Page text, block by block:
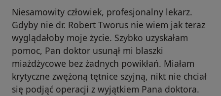
Niesamowity człowiek, profesjonalny lekarz.
Gdyby nie dr. Robert Tworus nie wiem jak teraz
wyglądałoby moje życie. Szybko uzyskałam
pomoc, Pan doktor usunął mi blaszki
miażdżycowe bez żadnych powikłań. Miałam
krytyczne zwężoną tętnice szyjną, nikt nie chciał
się podjąć operacji z wyjątkiem Pana doktora.